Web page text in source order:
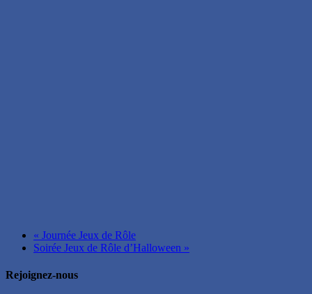
« Journée Jeux de Rôle
Soirée Jeux de Rôle d’Halloween »
Rejoignez-nous